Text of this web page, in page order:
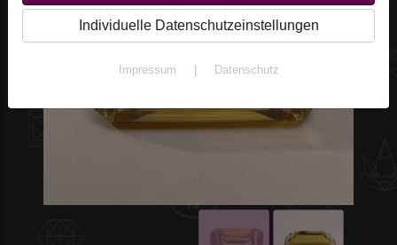
Individuelle Datenschutzeinstellungen
Impressum Datenschutz